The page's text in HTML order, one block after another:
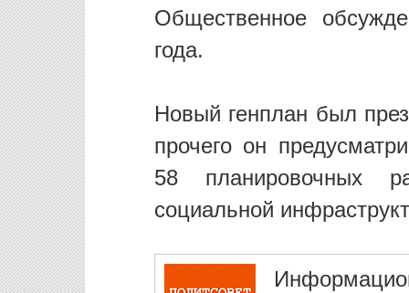
Общественное
года.
Новый генплан был
прочего он
58 планировочных
социальной